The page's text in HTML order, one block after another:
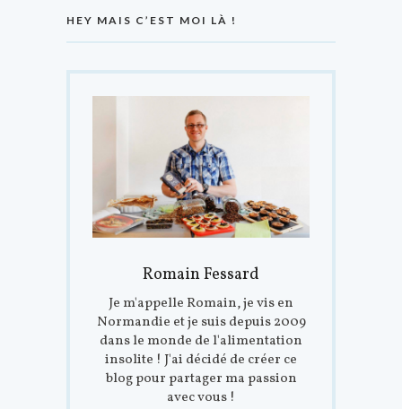
HEY MAIS C’EST MOI LÀ !
Romain Fessard
Je m'appelle Romain, je vis en
Normandie et je suis depuis 2009
dans le monde de l'alimentation
insolite ! J'ai décidé de créer ce
blog pour partager ma passion
avec vous !